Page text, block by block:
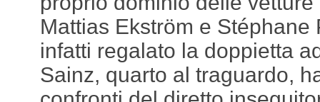
Mattias Ekström e
infatti regalato la doppietta
Sainz, quarto al traguardo,